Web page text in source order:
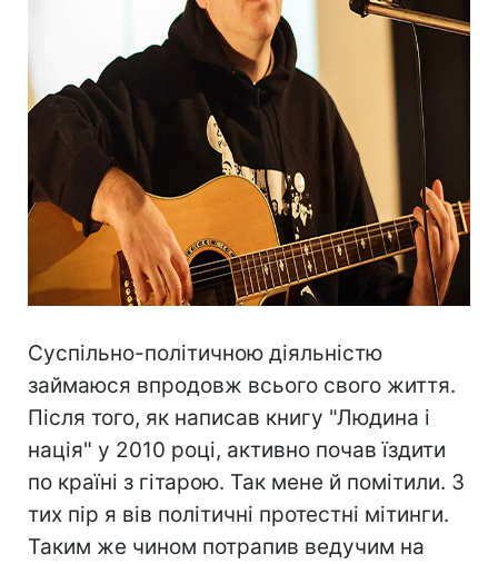
Суспільно-політичною діяльністю
займаюся впродовж всього свого життя.
Після того, як написав книгу "Людина і
нація" у 2010 році, активно почав їздити
по країні з гітарою. Так мене й помітили. З
тих пір я вів політичні протестні мітинги.
Таким же чином потрапив ведучим на